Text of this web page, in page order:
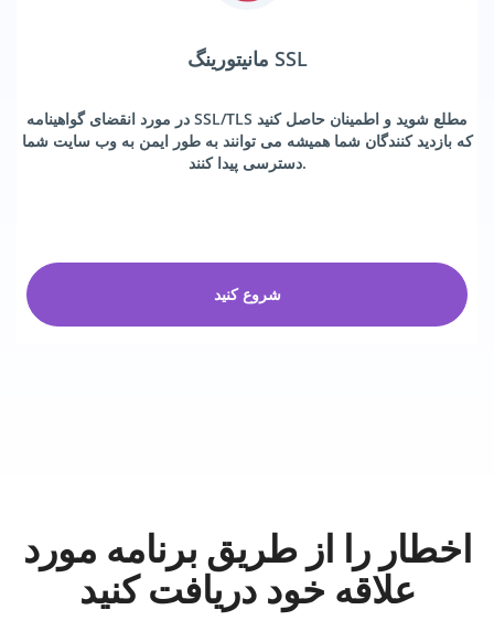
مانیتورینگ SSL
در مورد انقضای گواهینامه SSL/TLS مطلع شوید و اطمینان حاصل کنید
که بازدید کنندگان شما همیشه می توانند به طور ایمن به وب سایت شما
دسترسی پیدا کنند.
شروع کنید
اخطار را از طریق برنامه مورد
علاقه خود دریافت کنید